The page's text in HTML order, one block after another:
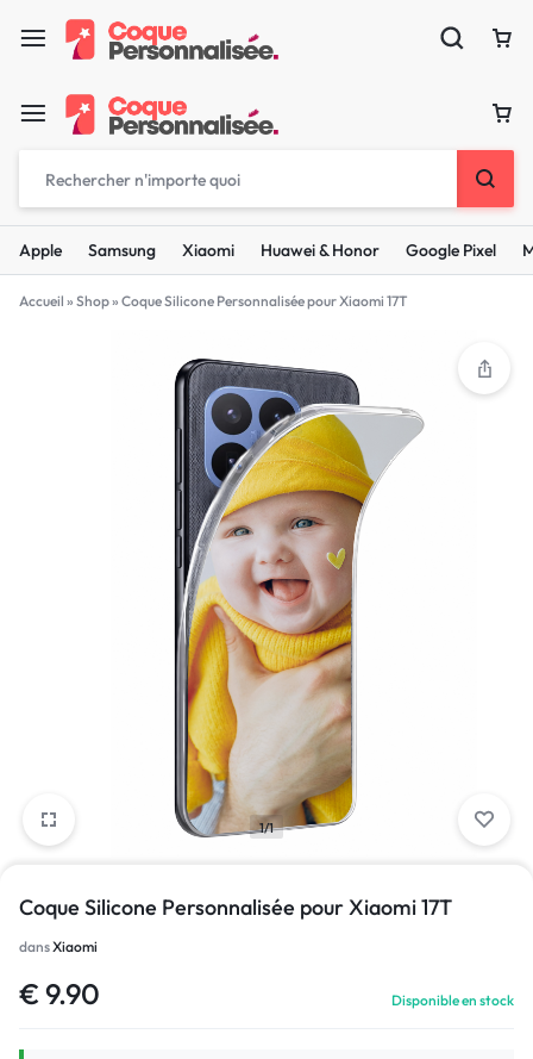
Apple Samsung Xiaomi Huawei & Honor Google Pixel
Accueil » Shop» Coque Silicone Personnalisée pour Xiaomi 17T
1/1
Coque Silicone Personnalisée pour Xiaomi 17T
dansXiaomi
€ 9.90 Disponible en stock